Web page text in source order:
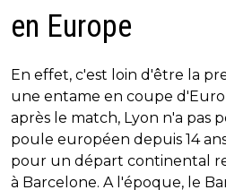
en Europe
En effet, c'est loin d'être la
une entame en coupe
après le match, Lyon n'a pas
poule européen depuis 14
pour un départ continental
à Barcelone. A l'époque, le